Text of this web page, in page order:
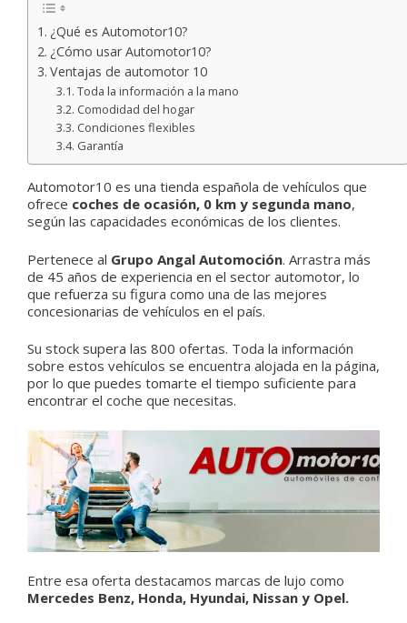
¿Qué es Automotor10?
¿Cómo usar Automotor10?
Ventajas de automotor 10
Toda la información a la mano
Comodidad del hogar
Condiciones flexibles
Garantía
Automotor10 es una tienda española de vehículos que
ofrece coches de ocasión, 0 km y segunda mano,
según las capacidades económicas de los clientes.
Pertenece al Grupo Angal Automoción. Arrastra más
de 45 años de experiencia en el sector automotor, lo
que refuerza su figura como una de las mejores
concesionarias de vehículos en el país.
Su stock supera las 800 ofertas. Toda la información
sobre estos vehículos se encuentra alojada en la página,
por lo que puedes tomarte el tiempo suficiente para
encontrar el coche que necesitas.
Entre esa oferta destacamos marcas de lujo como
Mercedes Benz, Honda, Hyundai, Nissan y Opel.